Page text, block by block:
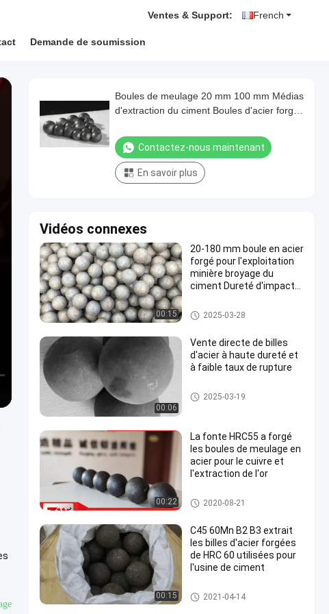
French
Ventes & Support:
Demande de soumission
Boules de meulage 20 mm 100 mm Médias
d'extraction du ciment Boules d'acier forgé
Contactez-nous maintenant
En savoir plus
Vidéos connexes
00:15
20-180 mm boule en acier
forgé pour l'exploitation
minière broyage du
ciment Dureté d'impact
boule de meulage forgée
2025-03-28
00:06
Vente directe de billes
d'acier à haute dureté et
à faible taux de rupture
meulage acier boules
2025-03-19
00:22
La fonte HRC55 a forgé
les boules de meulage en
acier pour le cuivre et
l'extraction de l'or
boules de meulage pour le mie
n
2020-08-21
00:15
C45 60Mn B2 B3 extrait
les billes d'acier forgées
de HRC 60 utilisées pour
l'usine de ciment
boule de meulage forgée
2021-04-14